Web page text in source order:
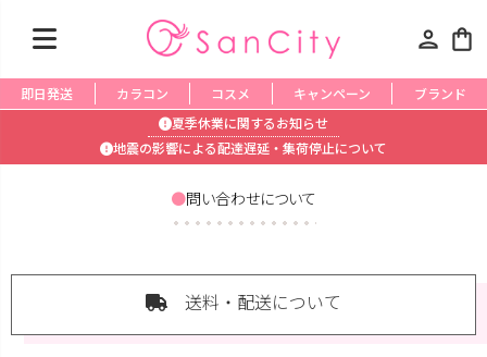
person shopping_bag
即日発送 カラコン コスメ キャンペーン
ブランド
夏季休業に関するお知らせ
地震の影響による配達遅延・集荷停止について
問い合わせについて
送料・配送について